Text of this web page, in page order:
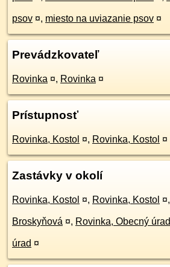
psov ¤, miesto na uviazanie psov ¤
Prevádzkovateľ
Rovinka ¤, Rovinka ¤
Prístupnosť
Rovinka, Kostol ¤, Rovinka, Kostol ¤
Zastávky v okolí
Rovinka, Kostol ¤, Rovinka, Kostol ¤,
Broskyňová ¤, Rovinka, Obecný úrad
úrad ¤